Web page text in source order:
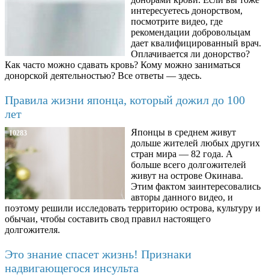
интересуетесь донорством,
посмотрите видео, где
рекомендации добровольцам
дает квалифицированный врач.
Оплачивается ли донорство?
Как часто можно сдавать кровь? Кому можно заниматься
донорской деятельностью? Все ответы — здесь.
Правила жизни японца, который дожил до 100
лет
10283
Японцы в среднем живут
дольше жителей любых других
стран мира — 82 года. А
больше всего долгожителей
живут на острове Окинава.
Этим фактом заинтересовались
авторы данного видео, и
поэтому решили исследовать территорию острова, культуру и
обычаи, чтобы составить свод правил настоящего
долгожителя.
Это знание спасет жизнь! Признаки
надвигающегося инсульта